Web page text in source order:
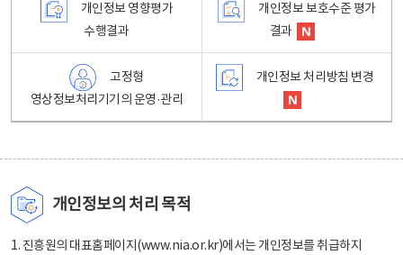
개인정보 영향평가
수행결과
개인정보 보호수준 평가
결과
고정형
영상정보처리기기의 운영·관리
개인정보 처리방침 변경
개인정보의 처리 목적
1. 진흥원의 대표홈페이지(www.nia.or.kr)에서는 개인정보를 취급하지